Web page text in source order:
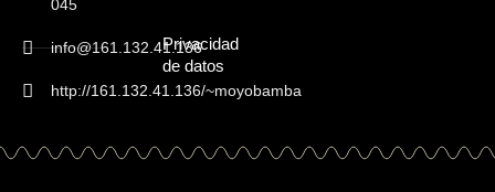
045
info@161.132.41.136
http://161.132.41.136/~moyobamba
Privacidad
de datos